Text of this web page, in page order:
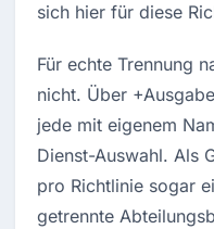
sich hier für diese
Für echte Trennung
nicht. Über
jede mit eigenem
Dienst-Auswahl. Als
pro Richtlinie sogar
getrennte